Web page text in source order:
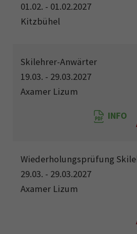
01.02. - 01.02.2027
Kitzbühel
Skilehrer-Anwärter
19.03. - 29.03.2027
Axamer Lizum
INFO
Wiederholungsprüfung
29.03. - 29.03.2027
Axamer Lizum